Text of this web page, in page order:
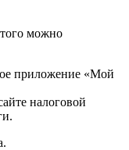
можно
приложение «Мой
налоговой